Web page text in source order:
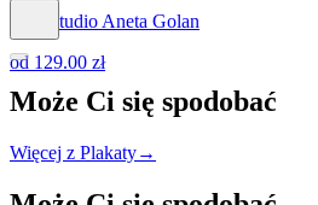
Hog Studio Aneta Golan
od 129.00 zł
Może Ci się spodobać
Więcej z Plakaty→